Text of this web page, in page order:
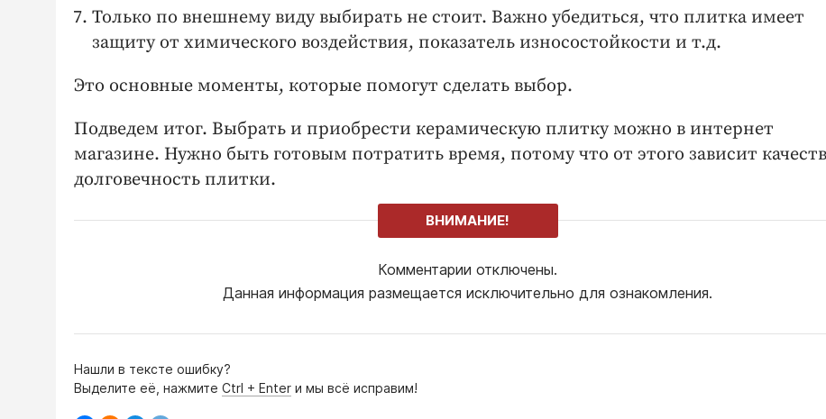
Только по внешнему виду выбирать не стоит. Важно убедиться, что плитка имеет
защиту от химического воздействия, показатель износостойкости и т.д.
Это основные моменты, которые помогут сделать выбор.
Подведем итог. Выбрать и приобрести керамическую плитку можно в интернет
магазине. Нужно быть готовым потратить время, потому что от этого зависит
долговечность плитки.
ВНИМАНИЕ!
Комментарии отключены.
Данная информация размещается исключительно для ознакомления.
Нашли в тексте ошибку?
Выделите её, нажмите Ctrl + Enter и мы всё исправим!